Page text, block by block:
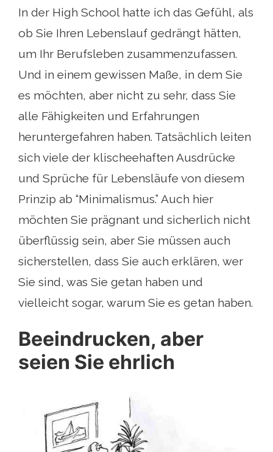
In der High School hatte ich das Gefühl, als
ob Sie Ihren Lebenslauf gedrängt hätten,
um Ihr Berufsleben zusammenzufassen.
Und in einem gewissen Maße, in dem Sie
es möchten, aber nicht zu sehr, dass Sie
alle Fähigkeiten und Erfahrungen
heruntergefahren haben. Tatsächlich leiten
sich viele der klischeehaften Ausdrücke
und Sprüche für Lebensläufe von diesem
Prinzip ab “Minimalismus.” Auch hier
möchten Sie prägnant und sicherlich nicht
überflüssig sein, aber Sie müssen auch
sicherstellen, dass Sie auch erklären, wer
Sie sind, was Sie getan haben und
vielleicht sogar, warum Sie es getan haben.
Beeindrucken, aber
seien Sie ehrlich